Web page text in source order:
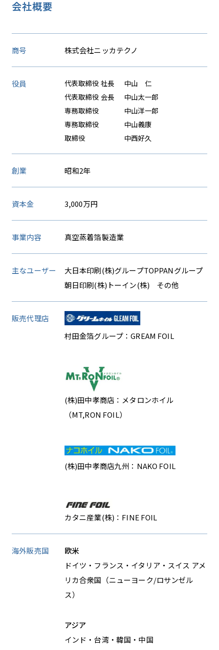
会社概要
商号 株式会社ニッカテクノ
役員 代表取締役 社長
中山 仁
代表取締役 会長
中山太一郎
専務取締役
中山洋一郎
専務取締役
中山義康
取締役
中西好久
創業 昭和2年
資本金 3,000万円
事業内容 真空蒸着箔製造業
主なユーザー 大日本印刷(株)グループTOPPANグループ
朝日印刷(株) トーイン(株) その他
販売代理店
村田金箔グループ：GREAM FOIL
(株)田中孝商店：メタロンホイル
（MT,RON FOIL）
(株)田中孝商店九州：NAKO FOIL
カタニ産業(株)：FINE FOIL
海外販売国
欧米
ドイツ・フランス・イタリア・スイス アメ
リカ合衆国（ニューヨーク/ロサンゼル
ス）
アジア
インド・台湾・韓国・中国